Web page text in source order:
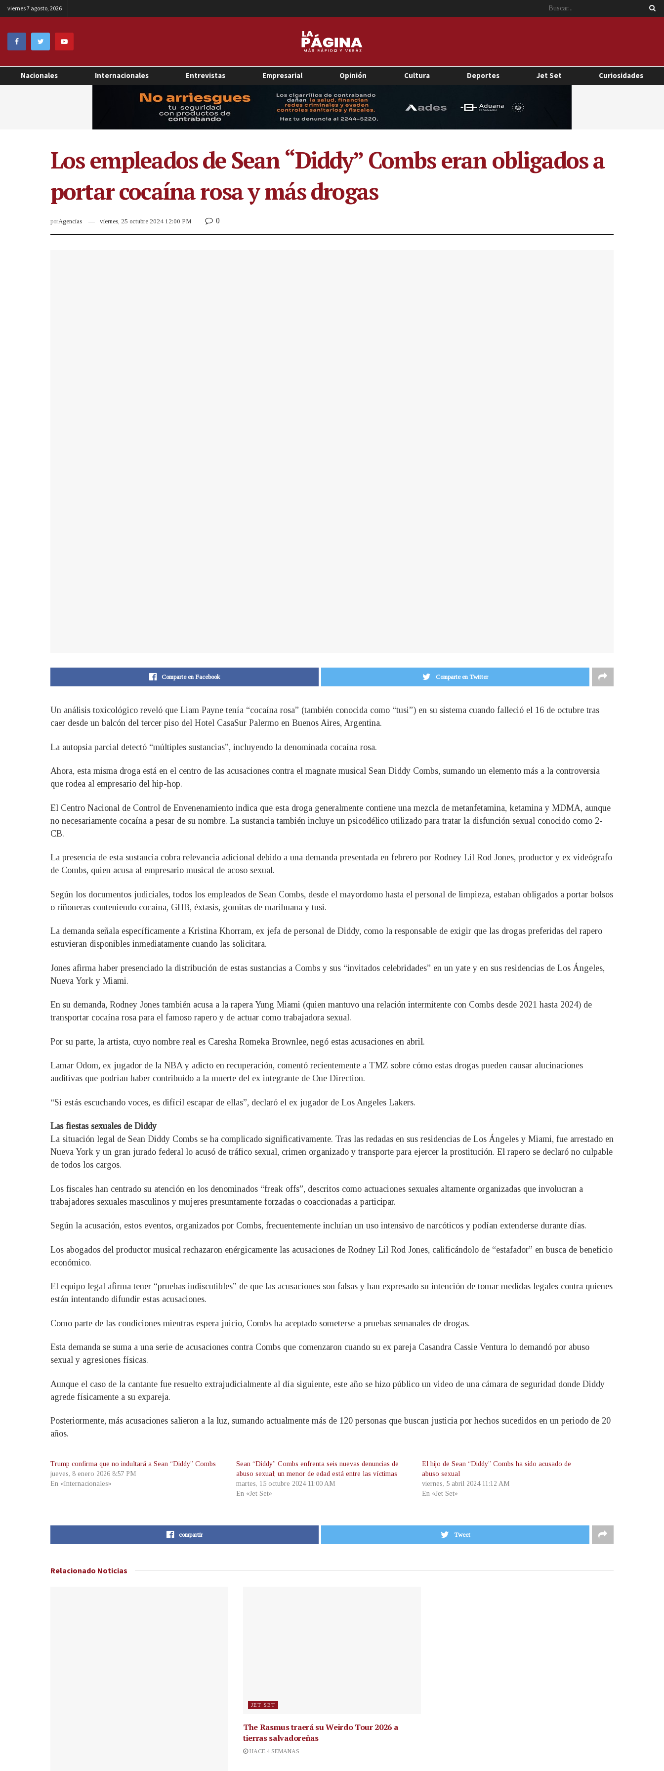
viernes 7 agosto, 2026
Nacionales Internacionales Entrevistas Empresarial Opinión Cultura Deportes Jet Set Curiosidades
Los empleados de Sean “Diddy” Combs eran obligados a
portar cocaína rosa y más drogas
porAgencias viernes, 25 octubre 2024 12:00 PM 0
Comparte en Facebook Comparte en Twitter
Un análisis toxicológico reveló que Liam Payne tenía “cocaína rosa” (también conocida como “tusi”) en su sistema cuando falleció el 16 de octubre tras
caer desde un balcón del tercer piso del Hotel CasaSur Palermo en Buenos Aires, Argentina.
La autopsia parcial detectó “múltiples sustancias”, incluyendo la denominada cocaína rosa.
Ahora, esta misma droga está en el centro de las acusaciones contra el magnate musical Sean Diddy Combs, sumando un elemento más a la controversia
que rodea al empresario del hip-hop.
El Centro Nacional de Control de Envenenamiento indica que esta droga generalmente contiene una mezcla de metanfetamina, ketamina y MDMA, aunque
no necesariamente cocaína a pesar de su nombre. La sustancia también incluye un psicodélico utilizado para tratar la disfunción sexual conocido como 2-
CB.
La presencia de esta sustancia cobra relevancia adicional debido a una demanda presentada en febrero por Rodney Lil Rod Jones, productor y ex videógrafo
de Combs, quien acusa al empresario musical de acoso sexual.
Según los documentos judiciales, todos los empleados de Sean Combs, desde el mayordomo hasta el personal de limpieza, estaban obligados a portar bolsos
o riñoneras conteniendo cocaína, GHB, éxtasis, gomitas de marihuana y tusi.
La demanda señala específicamente a Kristina Khorram, ex jefa de personal de Diddy, como la responsable de exigir que las drogas preferidas del rapero
estuvieran disponibles inmediatamente cuando las solicitara.
Jones afirma haber presenciado la distribución de estas sustancias a Combs y sus “invitados celebridades” en un yate y en sus residencias de Los Ángeles,
Nueva York y Miami.
En su demanda, Rodney Jones también acusa a la rapera Yung Miami (quien mantuvo una relación intermitente con Combs desde 2021 hasta 2024) de
transportar cocaína rosa para el famoso rapero y de actuar como trabajadora sexual.
Por su parte, la artista, cuyo nombre real es Caresha Romeka Brownlee, negó estas acusaciones en abril.
Lamar Odom, ex jugador de la NBA y adicto en recuperación, comentó recientemente a TMZ sobre cómo estas drogas pueden causar alucinaciones
auditivas que podrían haber contribuido a la muerte del ex integrante de One Direction.
“Si estás escuchando voces, es difícil escapar de ellas”, declaró el ex jugador de Los Angeles Lakers.
Las fiestas sexuales de Diddy
La situación legal de Sean Diddy Combs se ha complicado significativamente. Tras las redadas en sus residencias de Los Ángeles y Miami, fue arrestado en
Nueva York y un gran jurado federal lo acusó de tráfico sexual, crimen organizado y transporte para ejercer la prostitución. El rapero se declaró no culpable
de todos los cargos.
Los fiscales han centrado su atención en los denominados “freak offs”, descritos como actuaciones sexuales altamente organizadas que involucran a
trabajadores sexuales masculinos y mujeres presuntamente forzadas o coaccionadas a participar.
Según la acusación, estos eventos, organizados por Combs, frecuentemente incluían un uso intensivo de narcóticos y podían extenderse durante días.
Los abogados del productor musical rechazaron enérgicamente las acusaciones de Rodney Lil Rod Jones, calificándolo de “estafador” en busca de beneficio
económico.
El equipo legal afirma tener “pruebas indiscutibles” de que las acusaciones son falsas y han expresado su intención de tomar medidas legales contra quienes
están intentando difundir estas acusaciones.
Como parte de las condiciones mientras espera juicio, Combs ha aceptado someterse a pruebas semanales de drogas.
Esta demanda se suma a una serie de acusaciones contra Combs que comenzaron cuando su ex pareja Casandra Cassie Ventura lo demandó por abuso
sexual y agresiones físicas.
Aunque el caso de la cantante fue resuelto extrajudicialmente al día siguiente, este año se hizo público un video de una cámara de seguridad donde Diddy
agrede físicamente a su expareja.
Posteriormente, más acusaciones salieron a la luz, sumando actualmente más de 120 personas que buscan justicia por hechos sucedidos en un periodo de 20
años.
Trump confirma que no indultará a Sean “Diddy” Combs
jueves, 8 enero 2026 8:57 PM
En «Internacionales»
Sean “Diddy” Combs enfrenta seis nuevas denuncias de
abuso sexual; un menor de edad está entre las víctimas
martes, 15 octubre 2024 11:00 AM
En «Jet Set»
El hijo de Sean “Diddy” Combs ha sido acusado de
abuso sexual
viernes, 5 abril 2024 11:12 AM
En «Jet Set»
compartir Tweet
Relacionado Noticias
JET SET
The Rasmus traerá su Weirdo Tour 2026 a
tierras salvadoreñas
HACE 4 SEMANAS